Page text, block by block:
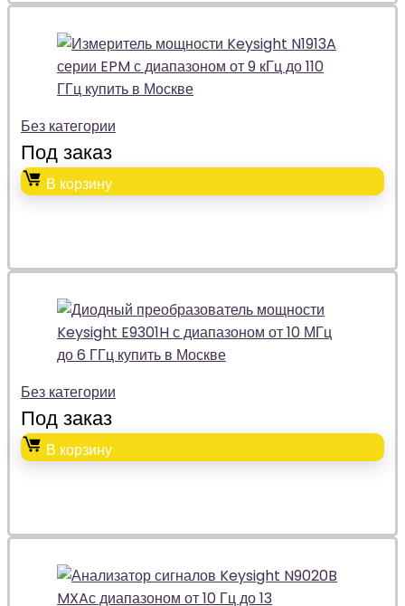
Без категории
Под заказ
В корзину
Без категории
Под заказ
В корзину